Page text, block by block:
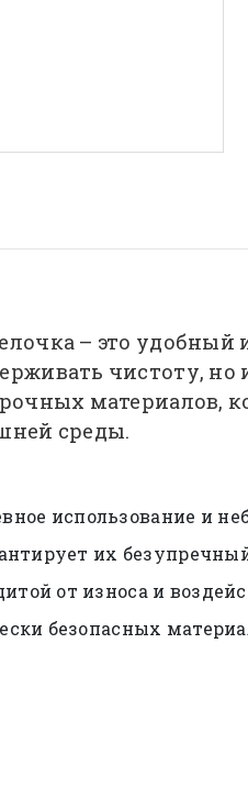
– это
чистоту,
материалов,
среды.
использование и
их
от износа и
безопасных